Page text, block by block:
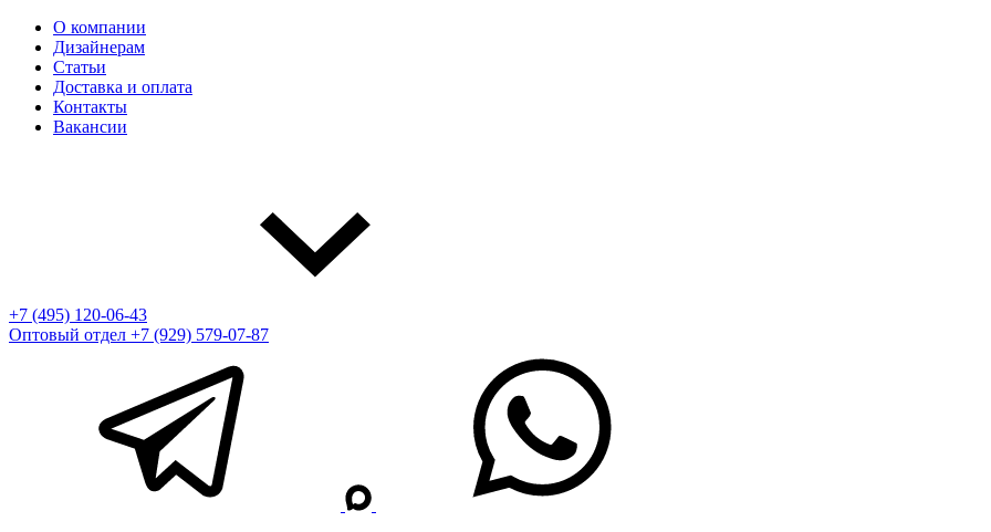
О компании
Дизайнерам
Статьи
Доставка и оплата
Контакты
Вакансии
+7 (495) 120-06-43
Оптовый отдел +7 (929) 579-07-87